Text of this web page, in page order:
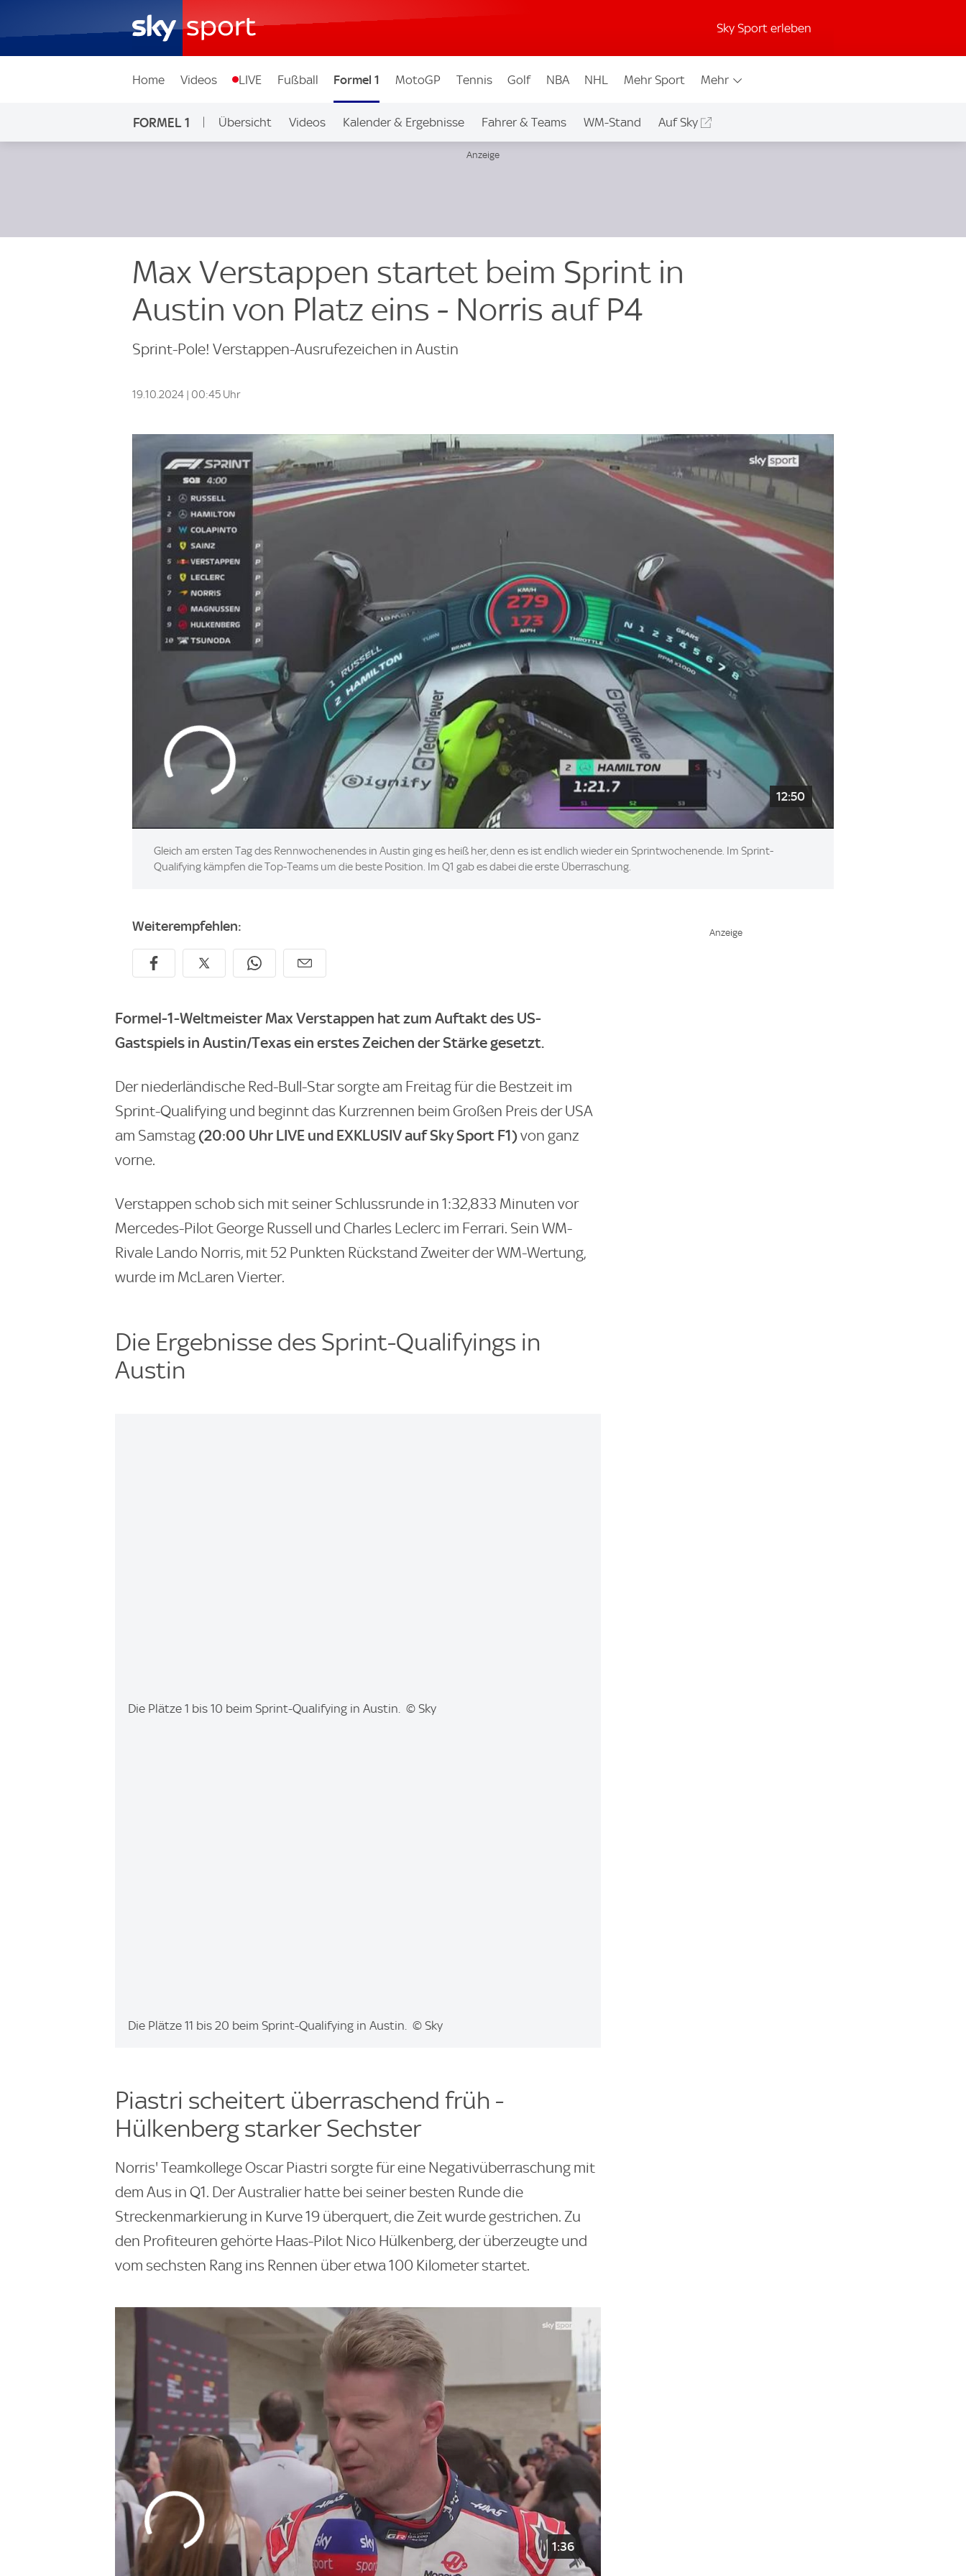
Sky Sport erleben
Home Videos LIVE Fußball Formel 1 MotoGP Tennis Golf NBA NHL Mehr Sport Mehr
FORMEL 1 Übersicht Videos Kalender & Ergebnisse Fahrer & Teams WM-Stand Auf Sky
Max Verstappen startet beim Sprint in
Austin von Platz eins - Norris auf P4
Sprint-Pole! Verstappen-Ausrufezeichen in Austin
19.10.2024 | 00:45 Uhr
12:50
Gleich am ersten Tag des Rennwochenendes in Austin ging es heiß her, denn es ist endlich wieder ein Sprintwochenende. Im Sprint-
Qualifying kämpfen die Top-Teams um die beste Position. Im Q1 gab es dabei die erste Überraschung.
Weiterempfehlen:
Formel-1-Weltmeister Max Verstappen hat zum Auftakt des US-
Gastspiels in Austin/Texas ein erstes Zeichen der Stärke gesetzt.
Der niederländische Red-Bull-Star sorgte am Freitag für die Bestzeit im
Sprint-Qualifying und beginnt das Kurzrennen beim Großen Preis der USA
am Samstag (20:00 Uhr LIVE und EXKLUSIV auf Sky Sport F1)von ganz
vorne.
Verstappen schob sich mit seiner Schlussrunde in 1:32,833 Minuten vor
Mercedes-Pilot George Russell und Charles Leclerc im Ferrari. Sein WM-
Rivale Lando Norris, mit 52 Punkten Rückstand Zweiter der WM-Wertung,
wurde im McLaren Vierter.
Die Ergebnisse des Sprint-Qualifyings in
Austin
IDie Plätze 1 bis 10 beim Sprint-Qualifying in Austin. © Sky
I
e
Die Plätze 11 bis 20 beim Sprint-Qualifying in Austin. © Sky
Piastri scheitert überraschend früh -
Hülkenberg starker Sechster
Norris' Teamkollege Oscar Piastri sorgte für eine Negativüberraschung mit
dem Aus in Q1. Der Australier hatte bei seiner besten Runde die
Streckenmarkierung in Kurve 19 überquert, die Zeit wurde gestrichen. Zu
den Profiteuren gehörte Haas-Pilot Nico Hülkenberg, der überzeugte und
vom sechsten Rang ins Rennen über etwa 100 Kilometer startet.
1:36